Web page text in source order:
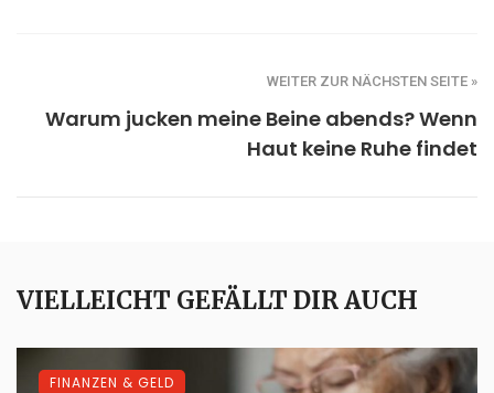
WEITER ZUR NÄCHSTEN SEITE »
Warum jucken meine Beine abends? Wenn
Haut keine Ruhe findet
VIELLEICHT GEFÄLLT DIR AUCH
FINANZEN & GELD